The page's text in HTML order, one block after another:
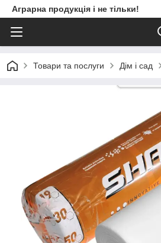
Аграрна продукція і не тільки!
Товари та послуги Дім і сад